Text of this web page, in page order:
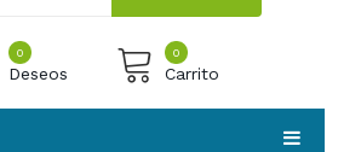
0
Deseos
0
Carrito